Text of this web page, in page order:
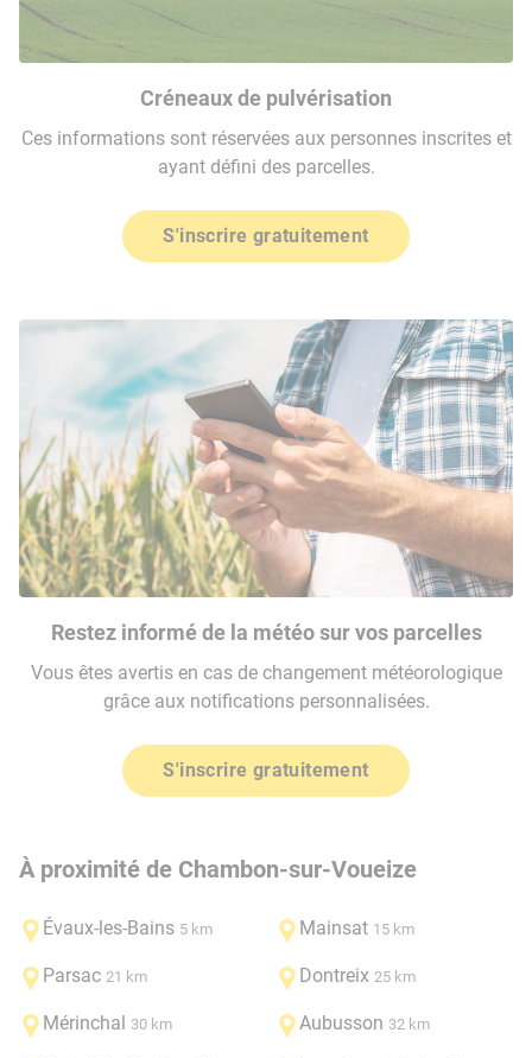
Créneaux de pulvérisation
Ces informations sont réservées aux personnes inscrites et
ayant défini des parcelles.
S'inscrire gratuitement
Restez informé de la météo sur vos parcelles
Vous êtes avertis en cas de changement météorologique
grâce aux notifications personnalisées.
S'inscrire gratuitement
À proximité de Chambon-sur-Voueize
Évaux-les-Bains 5 km Mainsat 15 km
Parsac 21 km Dontreix 25 km
Mérinchal 30 km Aubusson 32 km